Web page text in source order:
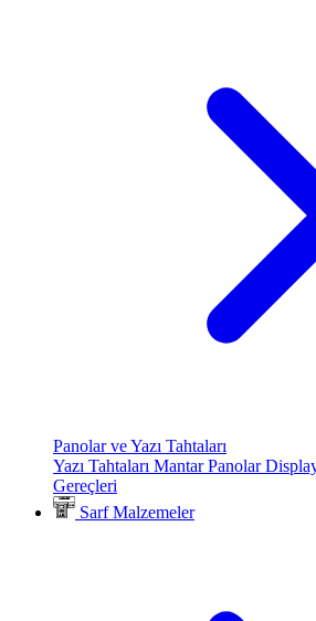
Panolar ve Yazı Tahtaları
Yazı Tahtaları Mantar Panolar
Gereçleri
Sarf Malzemeler